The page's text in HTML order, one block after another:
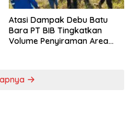
Atasi Dampak Debu Batu
Bara PT BIB Tingkatkan
Volume Penyiraman Area